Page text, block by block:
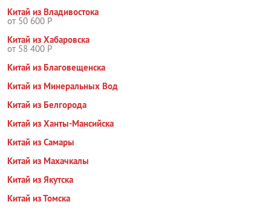
Китай из Владивостока
от 50 600 Р
Китай из Хабаровска
от 58 400 Р
Китай из Благовещенска
Китай из Минеральных Вод
Китай из Белгорода
Китай из Ханты-Мансийска
Китай из Самары
Китай из Махачкалы
Китай из Якутска
Китай из Томска